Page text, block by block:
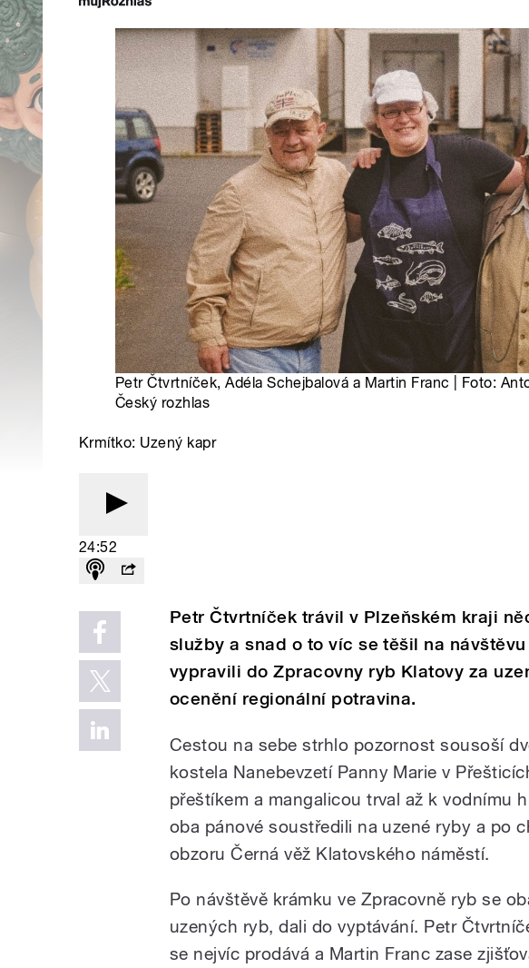
Petr Čtvrtníček, Adéla Schejbalová a Martin Franc | Foto:
Český rozhlas
Krmítko: Uzený kapr
24:52
Petr Čtvrtníček trávil v Plzeňském kraji
služby a snad o to víc se těšil na
vypravili do Zpracovny ryb Klatovy za
ocenění regionální potravina.
Cestou na sebe strhlo pozornost sousoší
kostela Nanebevzetí Panny Marie v
přeštíkem a mangalicou trval až k vodnímu
oba pánové soustředili na uzené ryby a po
obzoru Černá věž Klatovského náměstí.
Po návštěvě krámku ve Zpracovně ryb se
uzených ryb, dali do vyptávání. Petr
se nejvíc prodává a Martin Franc zase